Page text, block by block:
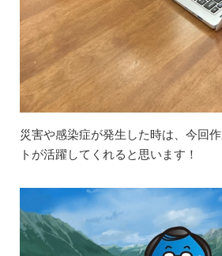
災害や感染症が発生した時は、今回
トが活躍してくれると思います！